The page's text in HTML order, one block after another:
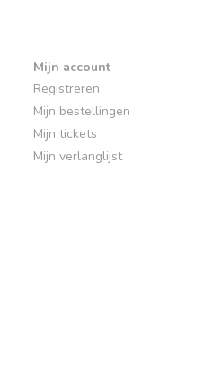
Mijn account
Registreren
Mijn bestellingen
Mijn tickets
Mijn verlanglijst